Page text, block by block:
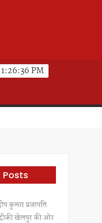
1:26:37 PM
Posts
कुमार प्रजापति
खेलपुर की ओर